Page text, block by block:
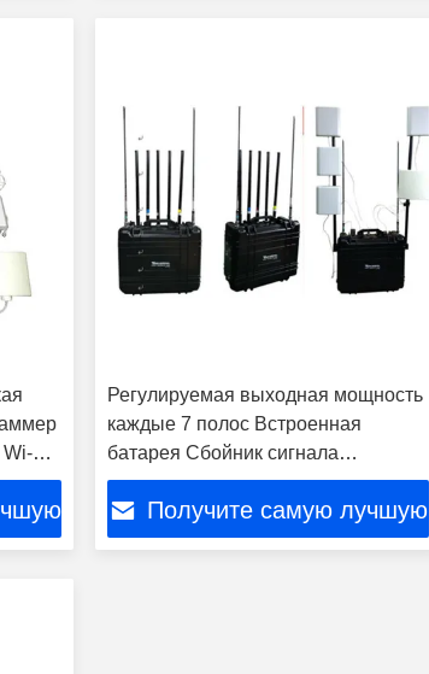
Fi /
Регулируемая выходная мощность
каждые 7 полос Встроенная
батарея Сбойник сигнала
мобильного телефона, сотовый
сбойникПолучите самую лучшую